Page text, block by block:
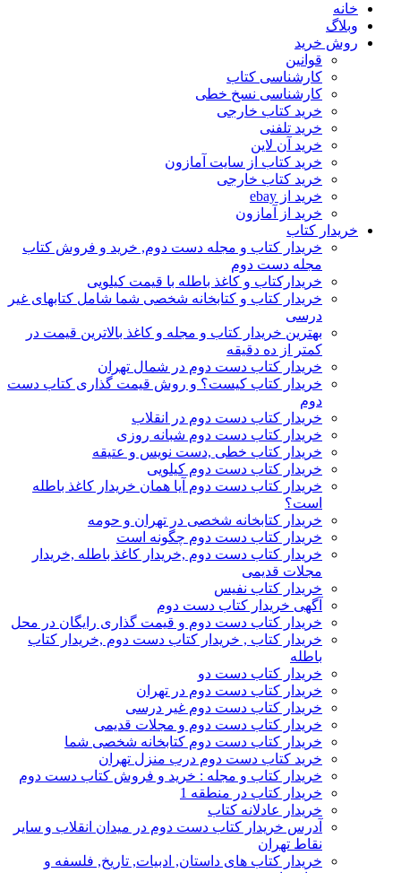
خانه
وبلاگ
روش خرید
قوانین
کارشناسی کتاب
کارشناسی نسخ خطی
خرید کتاب خارجی
خرید تلفنی
خرید آن لاین
خرید کتاب از سایت آمازون
خرید کتاب خارجی
خرید از ebay
خرید از آمازون
خریدار کتاب
خریدار کتاب و مجله دست دوم, خرید و فروش کتاب
مجله دست دوم
خریدارکتاب و کاغذ باطله با قیمت کیلویی
خریدار کتاب و کتابخانه شخصی شما شامل کتابهای غیر
درسی
بهترین خریدار کتاب و مجله و کاغذ بالاترین قیمت در
کمتر از ده دقیقه
خریدار کتاب دست دوم در شمال تهران
خریدار کتاب کیست؟ و روش قیمت گذاری کتاب دست
دوم
خریدار کتاب دست دوم در انقلاب
خریدار کتاب دست دوم شبانه روزی
خریدار کتاب خطی ,دست نویس و عتیقه
خریدار کتاب دست دوم کیلویی
خریدار کتاب دست دوم آیا همان خریدار کاغذ باطله
است؟
خریدار کتابخانه شخصی در تهران و حومه
خریدار کتاب دست دوم چگونه است
خریدار کتاب دست دوم ,خریدار کاغذ باطله ,خریدار
مجلات قدیمی
خریدار کتاب نفیس
آگهی خریدار کتاب دست دوم
خریدار کتاب دست دوم و قیمت گذاری رایگان در محل
خریدار کتاب , خریدار کتاب دست دوم ,خریدار کتاب
باطله
خریدار کتاب دست دو
خریدار کتاب دست دوم در تهران
خریدار کتاب دست دوم غیر درسی
خریدار کتاب دست دوم و مجلات قدیمی
خریدار کتاب دست دوم کتابخانه شخصی شما
خرید کتاب دست دوم درب منزل تهران
خریدار کتاب و مجله : خرید و فروش کتاب دست دوم
خریدار کتاب در منطقه 1
خریدار عادلانه کتاب
آدرس خریدار کتاب دست دوم در میدان انقلاب و سایر
نقاط تهران
خریدار کتاب های داستان, ادبیات, تاریخ, فلسفه و